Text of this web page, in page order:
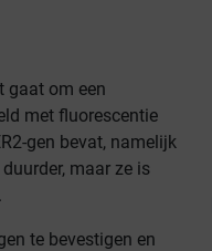
gaat om een
met fluorescentie
gen bevat, namelijk
maar ze is
te bevestigen en